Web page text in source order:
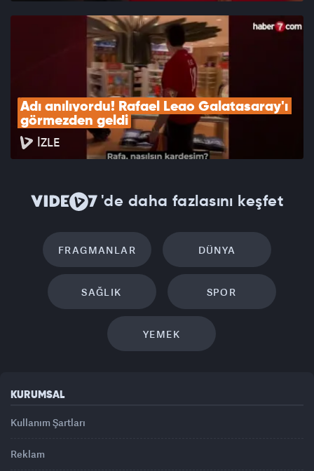
Adı anılıyordu! Rafael Leao Galatasaray'ı
görmezden geldi
İZLE
'de daha fazlasını keşfet
FRAGMANLAR DÜNYA
SAĞLIK SPOR
YEMEK
KURUMSAL
Kullanım Şartları
Reklam